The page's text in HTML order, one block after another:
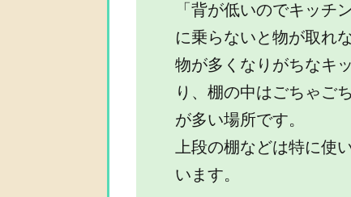
「背が低いのでキッ
に乗らないと物が取れ
物が多くなりがちなキ
り、棚の中はごちゃご
が多い場所です。
上段の棚などは特に使
います。